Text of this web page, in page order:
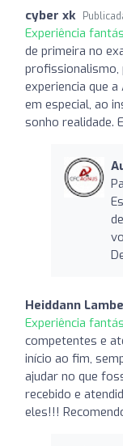
cyber xk
Experiência
de primeira no
profissionalismo,
experiencia que
em especial, ao
sonho realidade.
Heiddann
Experiência
competentes e
início ao fim,
ajudar no que
recebido e
eles!!!